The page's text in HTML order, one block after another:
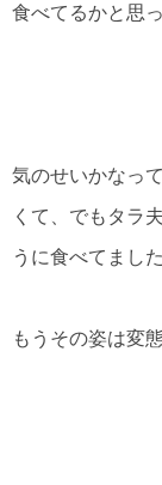
食べてるかと思っ
気のせいかなっ
くて、でもタラ
うに食べてました
もうその姿は変